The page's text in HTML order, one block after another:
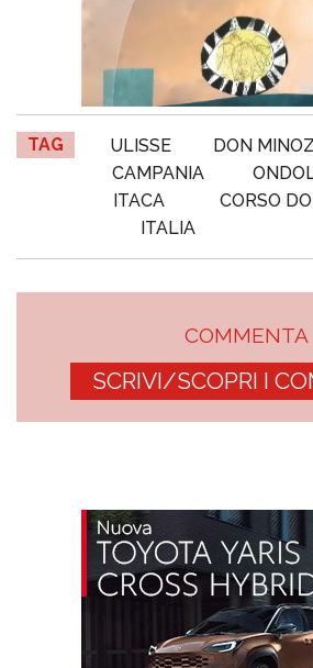
TAG ULISSE DON
CAMPANIA
ITACA
CORSO
ITALIA
COMMENTA
SCRIVI/SCOPRI I